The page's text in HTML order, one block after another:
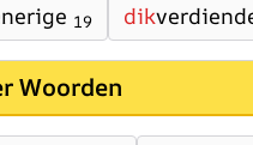
19 dik
Woorden